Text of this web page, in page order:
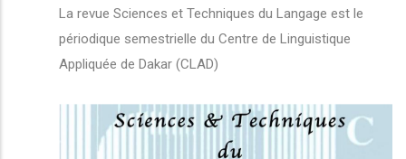
La revue Sciences et Techniques du Langage est le
périodique semestrielle du Centre de Linguistique
Appliquée de Dakar (CLAD)